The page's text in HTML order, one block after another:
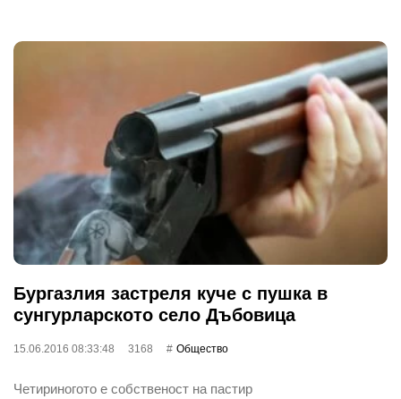
Бургазлия застреля куче с пушка в
сунгурларското село Дъбовица
15.06.2016 08:33:48 3168 Общество
Четириногото е собственост на пастир